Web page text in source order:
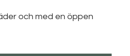
och med en öppen